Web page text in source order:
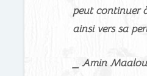
peut continuer
ainsi vers sa
⎯ Amin